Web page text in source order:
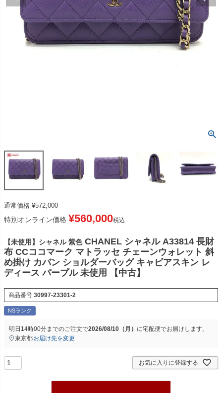
通常価格 ¥572,000
特別オンライン価格 ¥560,000税込
【未使用】シャネル 紫色 CHANEL シャネル A33814 長財
布 CCココマーク マトラッセ チェーンウォレット 斜
め掛け カバン ショルダーバッグ キャビアスキン レ
ディース パープル 未使用 【中古】
商品番号 30997-23301-2
NSランク
明日 14時00分までのご注文で2026/08/10（月） に宅配便でお届けします。
東京都お届け先を変更
お気に入りに登録する